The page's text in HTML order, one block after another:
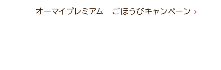
オーマイプレミアム ごほうびキャンペーン